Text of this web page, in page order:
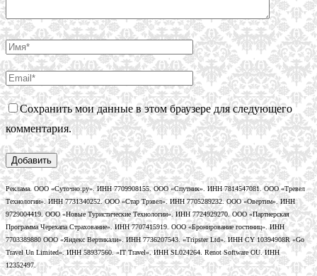
Сохранить мои данные в этом браузере для следующего
комментария.
Реклама. ООО «Суточно.ру». ИНН 7709908155. ООО «Спутник». ИНН 7814547081. ООО «Тревел
Технологии». ИНН 7731340252. ООО «Стар Трэвел». ИНН 7705289232. ООО «Овертим». ИНН
9729004419. ООО «Новые Туристические Технологии». ИНН 7724929270. ООО «Партнерская
Программа Черехапа Страхование». ИНН 7707415919. ООО «Бронирование гостиниц». ИНН
7703389880 ООО «Яндекс Вертикали». ИНН 7736207543. «Tripster Ltd». ИНН CY 10394908R «Go
Travel Un Limited». ИНН 58937560. «IT Travel». ИНН SL024264. Renot Software OU. ИНН
12352497.